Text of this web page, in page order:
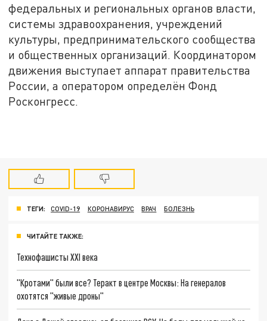
федеральных и региональных органов власти,
системы здравоохранения, учреждений
культуры, предпринимательского сообщества
и общественных организаций. Координатором
движения выступает аппарат правительства
России, а оператором определён Фонд
Росконгресс.
ТЕГИ: COVID-19 КОРОНАВИРУС ВРАЧ БОЛЕЗНЬ
ЧИТАЙТЕ ТАКЖЕ:
Технофашисты XXI века
"Кротами" были все? Теракт в центре Москвы: На генералов
охотятся "живые дроны"